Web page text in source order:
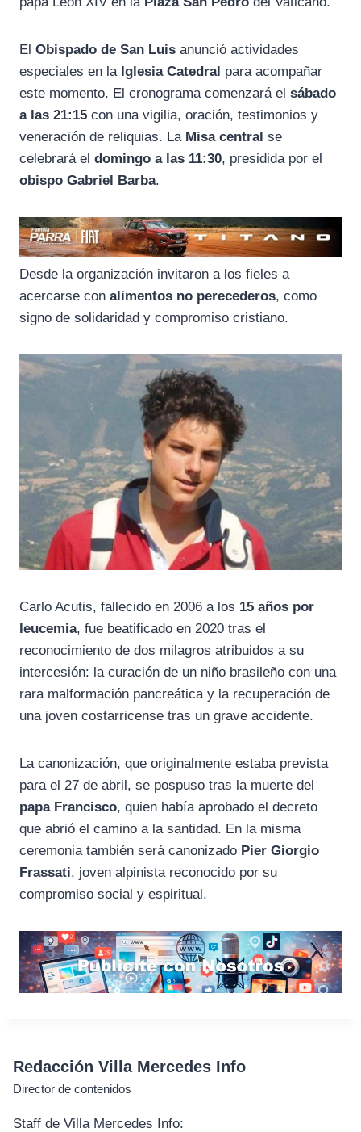
El Obispado de San Luis anunció actividades
especiales en la Iglesia Catedral para acompañar
este momento. El cronograma comenzará el sábado
a las 21:15 con una vigilia, oración, testimonios y
veneración de reliquias. La Misa central se
celebrará el domingo a las 11:30, presidida por el
obispo Gabriel Barba.
Desde la organización invitaron a los fieles a
acercarse con alimentos no perecederos, como
signo de solidaridad y compromiso cristiano.
Carlo Acutis, fallecido en 2006 a los 15 años por
leucemia, fue beatificado en 2020 tras el
reconocimiento de dos milagros atribuidos a su
intercesión: la curación de un niño brasileño con una
rara malformación pancreática y la recuperación de
una joven costarricense tras un grave accidente.
La canonización, que originalmente estaba prevista
para el 27 de abril, se pospuso tras la muerte del
papa Francisco, quien había aprobado el decreto
que abrió el camino a la santidad. En la misma
ceremonia también será canonizado Pier Giorgio
Frassati, joven alpinista reconocido por su
compromiso social y espiritual.
Redacción Villa Mercedes Info
Director de contenidos
Staff de Villa Mercedes Info: